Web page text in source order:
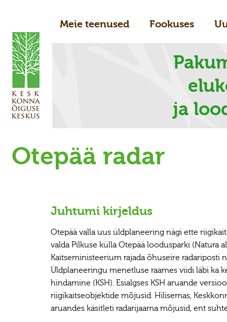
Meie teenused Fookuses
ja
Otepää radar
Juhtumi kirjeldus
Otepää valla uus üldplaneering nägi ette
valda Pilkuse külla Otepää loodusparki (Natura
Kaitseministeerium rajada õhuseire radariposti
Üldplaneeringu menetluse raames viidi läbi ka
hindamine (KSH). Esialgses KSH aruande
riigikaitseobjektide mõjusid. Hilisemas,
aruandes käsitleti radarijaama mõjusid, ent